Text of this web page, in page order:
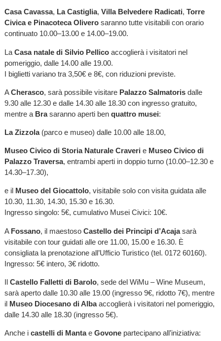
Casa Cavassa, La Castiglia, Villa Belvedere Radicati, Torre
Civica e Pinacoteca Oliverosaranno tutte visitabili con orario
continuato 10.00–13.00 e 14.00–19.00.
La Casa natale di Silvio Pellicoaccoglierà i visitatori nel
pomeriggio, dalle 14.00 alle 19.00.
I biglietti variano tra 3,50€ e 8€, con riduzioni previste.
ACherasco, sarà possibile visitare Palazzo Salmatorisdalle
9.30 alle 12.30 e dalle 14.30 alle 18.30 con ingresso gratuito,
mentre a Brasaranno aperti ben quattro musei:
La Zizzola(parco e museo) dalle 10.00 alle 18.00,
Museo Civico di Storia Naturale Craveri e Museo Civico di
Palazzo Traversa, entrambi aperti in doppio turno (10.00–12.30 e
14.30–17.30),
e il Museo del Giocattolo, visitabile solo con visita guidata alle
10.30, 11.30, 14.30, 15.30 e 16.30.
Ingresso singolo: 5€, cumulativo Musei Civici: 10€.
A Fossano, il maestoso Castello dei Principi d’Acajasarà
visitabile con tour guidati alle ore 11.00, 15.00 e 16.30. È
consigliata la prenotazione all’Ufficio Turistico (tel. 0172 60160).
Ingresso: 5€ intero, 3€ ridotto.
Il Castello Falletti di Barolo, sede del WiMu – Wine Museum,
sarà aperto dalle 10.30 alle 19.00 (ingresso 9€, ridotto 7€), mentre
il Museo Diocesano di Albaaccoglierà i visitatori nel pomeriggio,
dalle 14.30 alle 18.30 (ingresso 5€).
Anche i castelli di Mantae Govonepartecipano all’iniziativa: